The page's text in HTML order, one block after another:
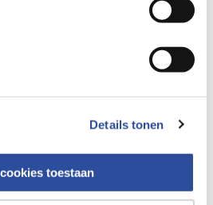
Details tonen
toestaan
⁠ook online.
bij de hand